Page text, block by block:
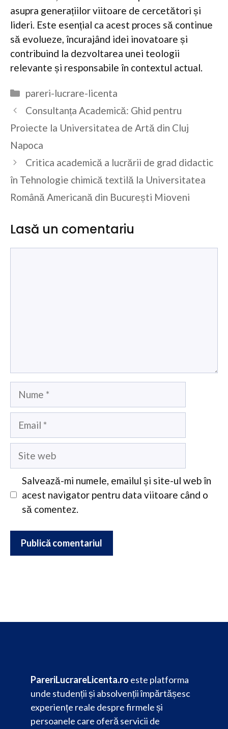
asupra generațiilor viitoare de cercetători și
lideri. Este esențial ca acest proces să continue
să evolueze, încurajând idei inovatoare și
contribuind la dezvoltarea unei teologii
relevante și responsabile în contextul actual.
Categorii
pareri-lucrare-licenta
Consultanța Academică: Ghid pentru
Proiecte la Universitatea de Artă din Cluj
Napoca
Critica academică a lucrării de grad didactic
în Tehnologie chimică textilă la Universitatea
Română Americană din București Mioveni
Lasă un comentariu
web
Salvează-mi numele, emailul și site-ul web în
acest navigator pentru data viitoare când o
să comentez.
PareriLucrareLicenta.ro este platforma
unde studenții și absolvenții împărtășesc
experiențe reale despre firmele și
persoanele care oferă servicii de